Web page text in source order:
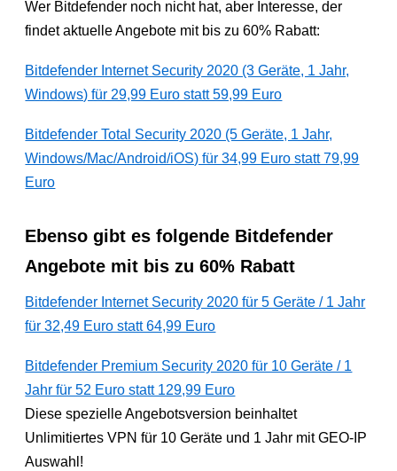
Wer Bitdefender noch nicht hat, aber Interesse, der
findet aktuelle Angebote mit bis zu 60% Rabatt:
Bitdefender Internet Security 2020 (3 Geräte, 1 Jahr,
Windows) für 29,99 Euro statt 59,99 Euro
Bitdefender Total Security 2020 (5 Geräte, 1 Jahr,
Windows/Mac/Android/iOS) für 34,99 Euro statt 79,99
Euro
Ebenso gibt es folgende Bitdefender
Angebote mit bis zu 60% Rabatt
Bitdefender Internet Security 2020 für 5 Geräte / 1 Jahr
für 32,49 Euro statt 64,99 Euro
Bitdefender Premium Security 2020 für 10 Geräte / 1
Jahr für 52 Euro statt 129,99 Euro
Diese spezielle Angebotsversion beinhaltet
Unlimitiertes VPN für 10 Geräte und 1 Jahr mit GEO-IP
Auswahl!